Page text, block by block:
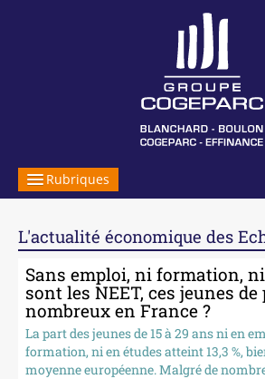
Rubriques
NOS EXPERTISES
SERVICES EN LIGNE
NOUS REJOINDRE
VOTRE INFORMATION
L'actualité économique des
Sans emploi, ni formation,
sont les NEET, ces jeunes
nombreux en France ?
La part des jeunes de 15 à 29 ans ni en
formation, ni en études atteint 13,3 %,
moyenne européenne. Malgré de